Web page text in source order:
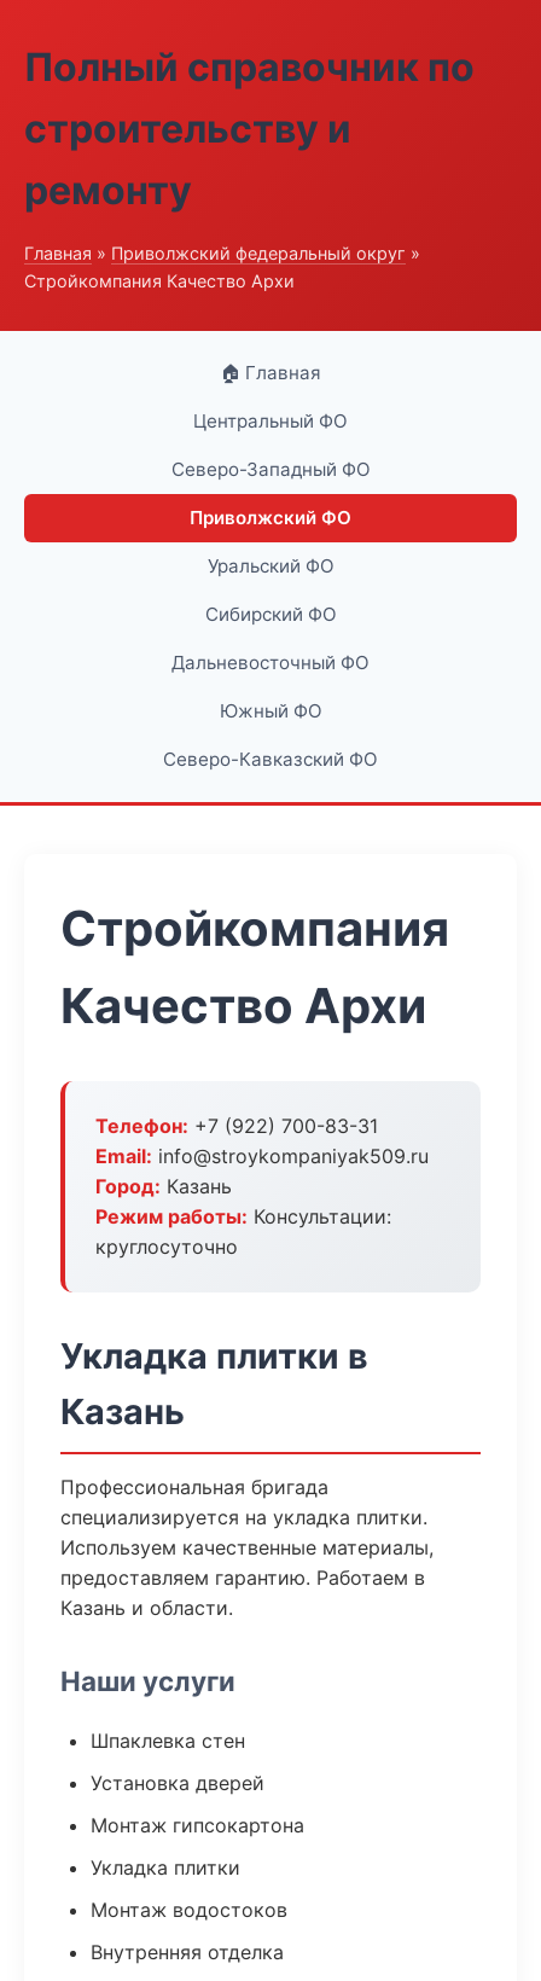
Полный справочник по
строительству и
ремонту
Главная » Приволжский федеральный округ »
Стройкомпания Качество Архи
🏠 Главная
Центральный ФО
Северо-Западный ФО
Приволжский ФО
Уральский ФО
Сибирский ФО
Дальневосточный ФО
Южный ФО
Северо-Кавказский ФО
Стройкомпания
Качество Архи
Телефон: +7 (922) 700-83-31
Email: info@stroykompaniyak509.ru
Город: Казань
Режим работы: Консультации:
круглосуточно
Укладка плитки в
Казань
Профессиональная бригада
специализируется на укладка плитки.
Используем качественные материалы,
предоставляем гарантию. Работаем в
Казань и области.
Наши услуги
Шпаклевка стен
Установка дверей
Монтаж гипсокартона
Укладка плитки
Монтаж водостоков
Внутренняя отделка